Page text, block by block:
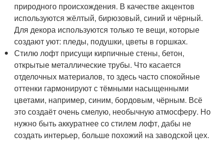
природного происхождения. В качестве акцентов
используются жёлтый, бирюзовый, синий и чёрный.
Для декора используются только те вещи, которые
создают уют: пледы, подушки, цветы в горшках.
Стилю лофт присущи кирпичные стены, бетон,
открытые металлические трубы. Что касается
отделочных материалов, то здесь часто спокойные
оттенки гармонируют с тёмными насыщенными
цветами, например, синим, бордовым, чёрным. Всё
это создаёт очень смелую, необычную атмосферу. Но
нужно быть аккуратнее со стилем лофт, дабы не
создать интерьер, больше похожий на заводской цех.